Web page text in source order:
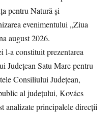
pentru Natură și
evenimentului „Ziua
august 2026.
l-a constituit prezentarea
Județean Satu Mare pentru
Consiliului Județean,
al județului, Kovács
analizate principalele direcții